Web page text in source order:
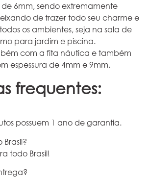
6mm, sendo extremamente
de trazer todo seu charme e
os ambientes, seja na sala de
para jardim e piscina.
com a fita náutica e também
espessura de 4mm e 9mm.
frequentes:
possuem 1 ano de garantia.
todo Brasil!